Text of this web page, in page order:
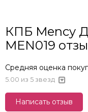
КПБ Mency
MEN019
Средняя оценка
5.00 из 5 звезд
Написать отзыв